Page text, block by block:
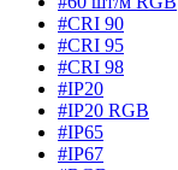
#CRI 90
#CRI 95
#CRI 98
#IP20
#IP20 RGB
#IP65
#IP67